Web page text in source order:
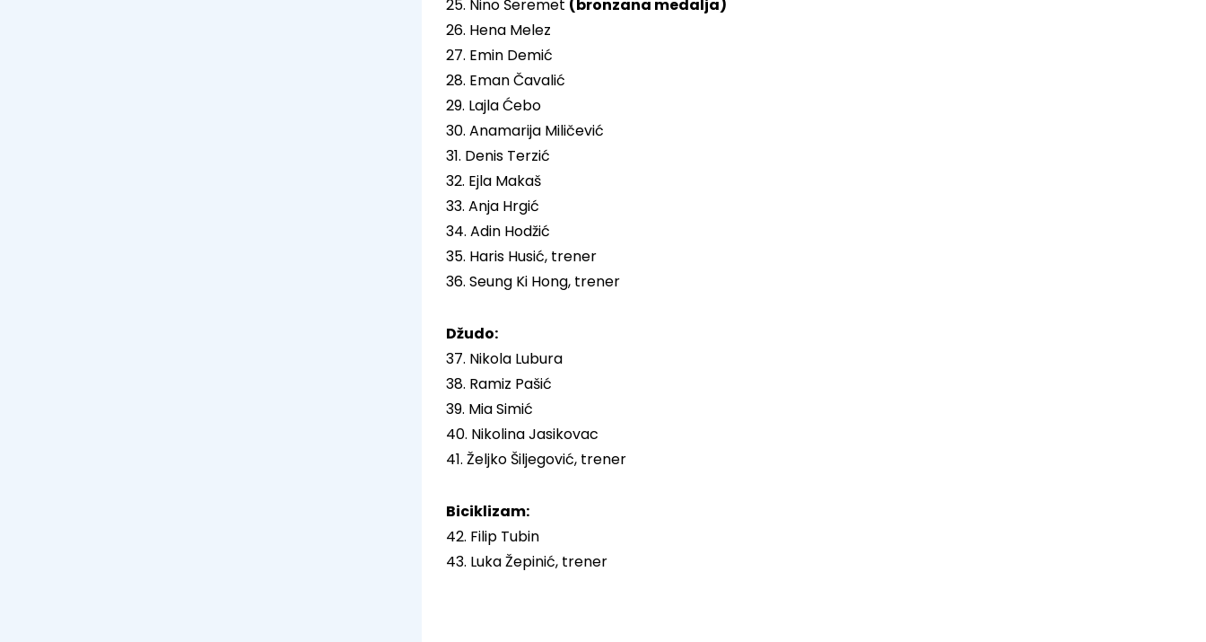
25. Nino Šeremet (bronzana medalja)
26. Hena Melez
27. Emin Demić
28. Eman Čavalić
29. Lajla Ćebo
30. Anamarija Miličević
31. Denis Terzić
32. Ejla Makaš
33. Anja Hrgić
34. Adin Hodžić
35. Haris Husić, trener
36. Seung Ki Hong, trener
Džudo:
37. Nikola Lubura
38. Ramiz Pašić
39. Mia Simić
40. Nikolina Jasikovac
41. Željko Šiljegović, trener
Biciklizam:
42. Filip Tubin
43. Luka Žepinić, trener